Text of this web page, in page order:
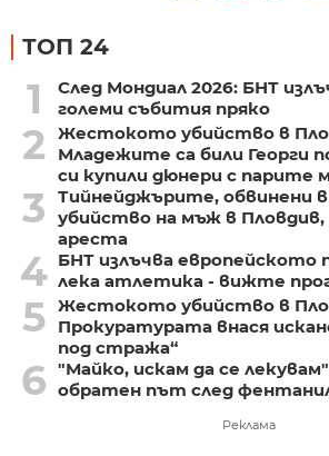
ТОП 24
1
След Мондиал 2026: БНТ
големи събития пряко
2
Жестокото убийство в
Младежите са били Георги
си купили дюнери с парите
3
Тийнейджърите, обвинени
убийство на мъж в
ареста
4 БНТ излъчва европейското
лека атлетика - вижте
5 Жестокото убийство в
Прокуратурата внася
под стража“
6 "Майко, искам да се
обратен път след
Реклама